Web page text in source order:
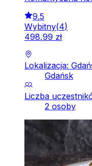
9.5
Wybitny(4)
498,99 zł
Lokalizacja:
Gdańsk
Liczba
2 osoby